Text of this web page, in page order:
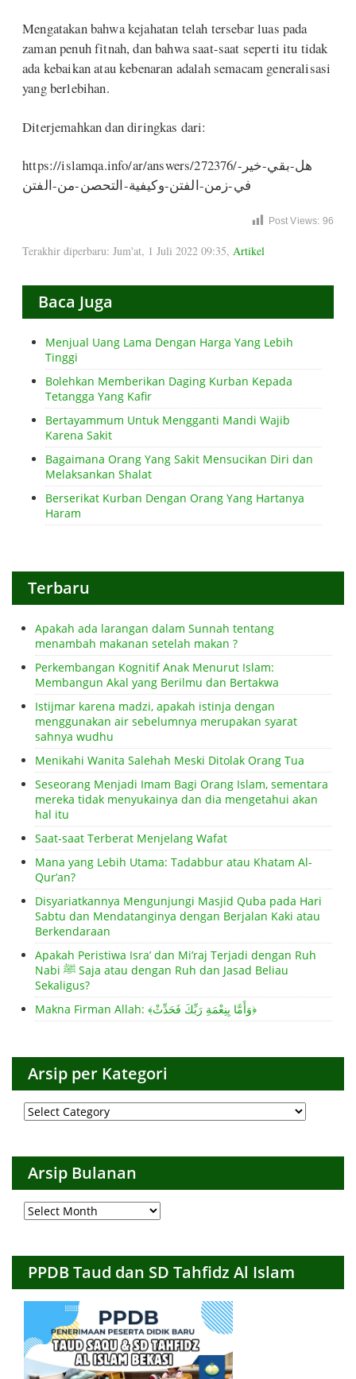
Mengatakan bahwa kejahatan telah tersebar luas pada
zaman penuh fitnah, dan bahwa saat-saat seperti itu tidak
ada kebaikan atau kebenaran adalah semacam generalisasi
yang berlebihan.
Diterjemahkan dan diringkas dari:
https://islamqa.info/ar/answers/272376/هل-بقي-خير-
في-زمن-الفتن-وكيفية-التحصن-من-الفتن
Post Views: 96
Terakhir diperbaru: Jum'at, 1 Juli 2022 09:35, Artikel
Baca Juga
Menjual Uang Lama Dengan Harga Yang Lebih
Tinggi
Bolehkan Memberikan Daging Kurban Kepada
Tetangga Yang Kafir
Bertayammum Untuk Mengganti Mandi Wajib
Karena Sakit
Bagaimana Orang Yang Sakit Mensucikan Diri dan
Melaksankan Shalat
Berserikat Kurban Dengan Orang Yang Hartanya
Haram
Terbaru
Apakah ada larangan dalam Sunnah tentang
menambah makanan setelah makan ?
Perkembangan Kognitif Anak Menurut Islam:
Membangun Akal yang Berilmu dan Bertakwa
Istijmar karena madzi, apakah istinja dengan
menggunakan air sebelumnya merupakan syarat
sahnya wudhu
Menikahi Wanita Salehah Meski Ditolak Orang Tua
Seseorang Menjadi Imam Bagi Orang Islam, sementara
mereka tidak menyukainya dan dia mengetahui akan
hal itu
Saat-saat Terberat Menjelang Wafat
Mana yang Lebih Utama: Tadabbur atau Khatam Al-
Qur’an?
Disyariatkannya Mengunjungi Masjid Quba pada Hari
Sabtu dan Mendatanginya dengan Berjalan Kaki atau
Berkendaraan
Apakah Peristiwa Isra’ dan Mi’raj Terjadi dengan Ruh
Nabi ﷺ Saja atau dengan Ruh dan Jasad Beliau
Sekaligus?
Makna Firman Allah: ﴾وَأَمَّا بِنِعْمَةِ رَبِّكَ فَحَدِّثْ﴿
Arsip per Kategori
Arsip
per
Arsip Bulanan
Arsip
Bulanan
PPDB Taud dan SD Tahfidz Al Islam